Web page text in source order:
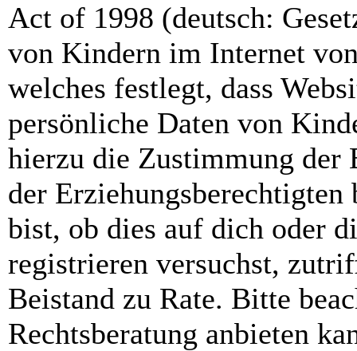
Act of 1998 (deutsch:
von Kindern im Internet
welches festlegt, dass
persönliche Daten von
hierzu die Zustimmung der
der
bist, ob dies auf dich oder
registrieren versuchst,
Beistand zu Rate. Bitte
Rechtsberatung anbieten